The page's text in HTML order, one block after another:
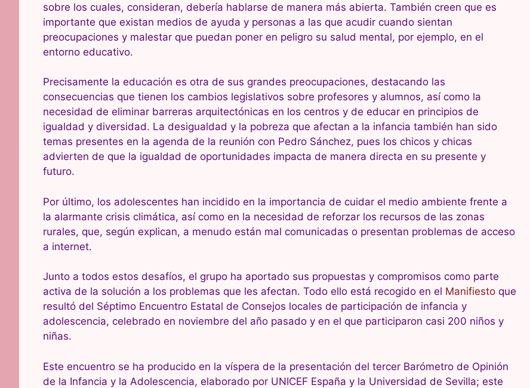
sobre los cuales, consideran, debería hablarse de manera más abierta. También creen que es
importante que existan medios de ayuda y personas a las que acudir cuando sientan
preocupaciones y malestar que puedan poner en peligro su salud mental, por ejemplo, en el
entorno educativo.
Precisamente la educación es otra de sus grandes preocupaciones, destacando las
consecuencias que tienen los cambios legislativos sobre profesores y alumnos, así como la
necesidad de eliminar barreras arquitectónicas en los centros y de educar en principios de
igualdad y diversidad. La desigualdad y la pobreza que afectan a la infancia también han sido
temas presentes en la agenda de la reunión con Pedro Sánchez, pues los chicos y chicas
advierten de que la igualdad de oportunidades impacta de manera directa en su presente y
futuro.
Por último, los adolescentes han incidido en la importancia de cuidar el medio ambiente frente a
la alarmante crisis climática, así como en la necesidad de reforzar los recursos de las zonas
rurales, que, según explican, a menudo están mal comunicadas o presentan problemas de acceso
a internet.
Junto a todos estos desafíos, el grupo ha aportado sus propuestas y compromisos como parte
activa de la solución a los problemas que les afectan. Todo ello está recogido en el Manifiesto que
resultó del Séptimo Encuentro Estatal de Consejos locales de participación de infancia y
adolescencia, celebrado en noviembre del año pasado y en el que participaron casi 200 niños y
niñas.
Este encuentro se ha producido en la víspera de la presentación del tercer Barómetro de Opinión
de la Infancia y la Adolescencia, elaborado por UNICEF España y la Universidad de Sevilla; este